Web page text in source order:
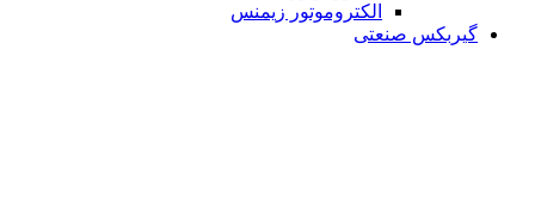
الکتروموتور زیمنس
گیربکس صنعتی